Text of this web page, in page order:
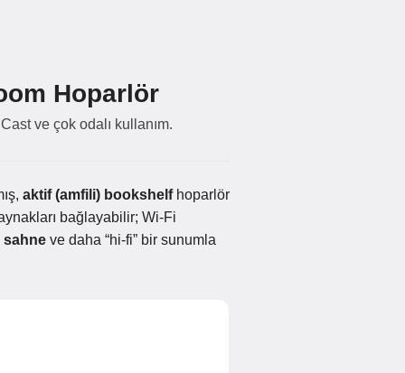
Hoparlör
ve çok odalı kullanım.
aktif (amfili) bookshelfhoparlör
bağlayabilir; Wi-Fi
sahne ve daha “hi-fi” bir sunumla